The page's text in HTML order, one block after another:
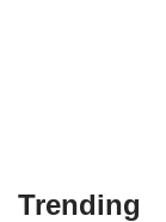
Trending